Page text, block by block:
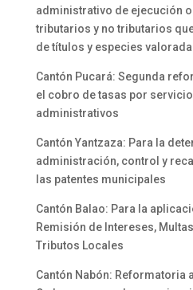
administrativo de ejecución
tributarios y no tributarios
de títulos y especies
Cantón Pucará: Segunda
el cobro de tasas por
administrativos
Cantón Yantzaza: Para la
administración, control y
las patentes municipales
Cantón Balao: Para la
Remisión de Intereses,
Tributos Locales
Cantón Nabón: Reformatoria